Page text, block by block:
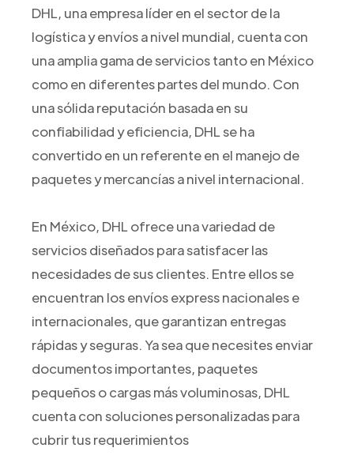
DHL, una empresa líder en el sector de la
logística y envíos a nivel mundial, cuenta con
una amplia gama de servicios tanto en México
como en diferentes partes del mundo. Con
una sólida reputación basada en su
confiabilidad y eficiencia, DHL se ha
convertido en un referente en el manejo de
paquetes y mercancías a nivel internacional.
En México, DHL ofrece una variedad de
servicios diseñados para satisfacer las
necesidades de sus clientes. Entre ellos se
encuentran los envíos express nacionales e
internacionales, que garantizan entregas
rápidas y seguras. Ya sea que necesites enviar
documentos importantes, paquetes
pequeños o cargas más voluminosas, DHL
cuenta con soluciones personalizadas para
cubrir tus requerimientos